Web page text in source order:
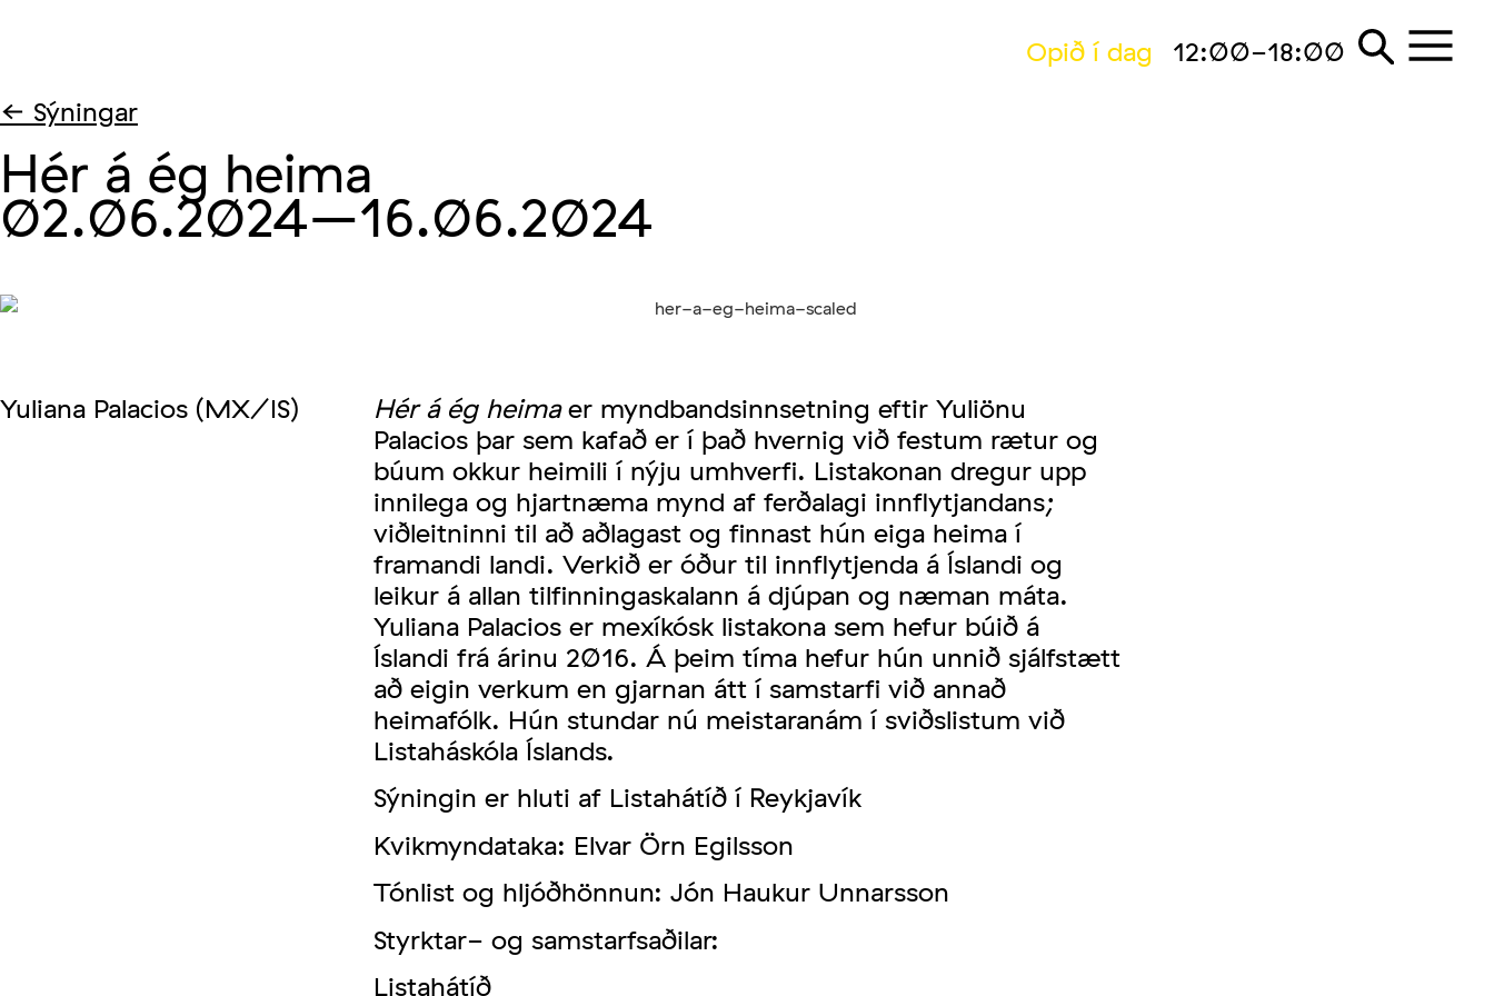
Opið í dag
12:00-18:00
← Sýningar
Hér á ég heima
02.06.2024–16.06.2024
Yuliana Palacios (MX/IS) Hér á ég heimaer myndbandsinnsetning eftir Yuliönu
Palacios þar sem kafað er í það hvernig við festum rætur og
búum okkur heimili í nýju umhverfi. Listakonan dregur upp
innilega og hjartnæma mynd af ferðalagi innflytjandans;
viðleitninni til að aðlagast og finnast hún eiga heima í
framandi landi. Verkið er óður til innflytjenda á Íslandi og
leikur á allan tilfinningaskalann á djúpan og næman máta.
Yuliana Palacios er mexíkósk listakona sem hefur búið á
Íslandi frá árinu 2016. Á þeim tíma hefur hún unnið sjálfstætt
að eigin verkum en gjarnan átt í samstarfi við annað
heimafólk. Hún stundar nú meistaranám í sviðslistum við
Listaháskóla Íslands.
Sýningin er hluti af Listahátíð í Reykjavík
Kvikmyndataka: Elvar Örn Egilsson
Tónlist og hljóðhönnun: Jón Haukur Unnarsson
Styrktar- og samstarfsaðilar:
Listahátíð